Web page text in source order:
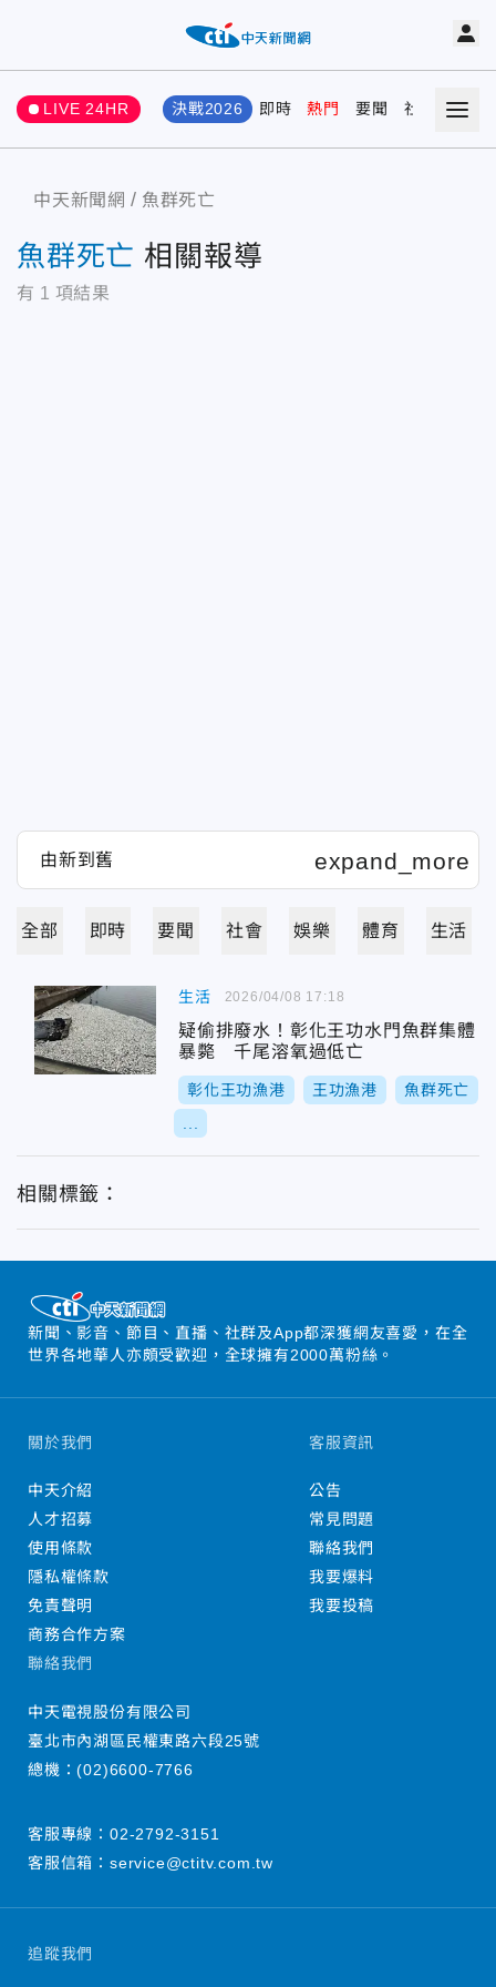
LIVE 24HR 決戰2026 即時 熱門 要聞 社會 娛樂
中天新聞網 魚群死亡
魚群死亡 相關報導
有 1 項結果
全部 即時 要聞 社會 娛樂 體育 生活
生活
疑偷排廢水！彰化王功水門魚群集體
暴斃 千尾溶氧過低亡
彰化王功漁港 王功漁港 魚群死亡
2026/04/08 17:18
相關標籤：
新聞、影音、節目、直播、社群及App都深獲網友喜愛，在全
世界各地華人亦頗受歡迎，全球擁有2000萬粉絲。
追蹤我們
關於我們
中天介紹
人才招募
使用條款
隱私權條款
免責聲明
商務合作方案
客服資訊
公告
常見問題
聯絡我們
我要爆料
我要投稿
聯絡我們
中天電視股份有限公司
臺北市內湖區民權東路六段25號
總機：(02)6600-7766
客服專線： 02-2792-3151
客服信箱： service@ctitv.com.tw